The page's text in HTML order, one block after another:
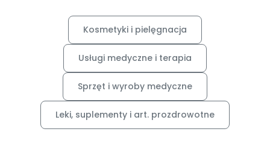
Kosmetyki i pielęgnacja
Usługi medyczne i terapia
Sprzęt i wyroby medyczne
Leki, suplementy i art. prozdrowotne